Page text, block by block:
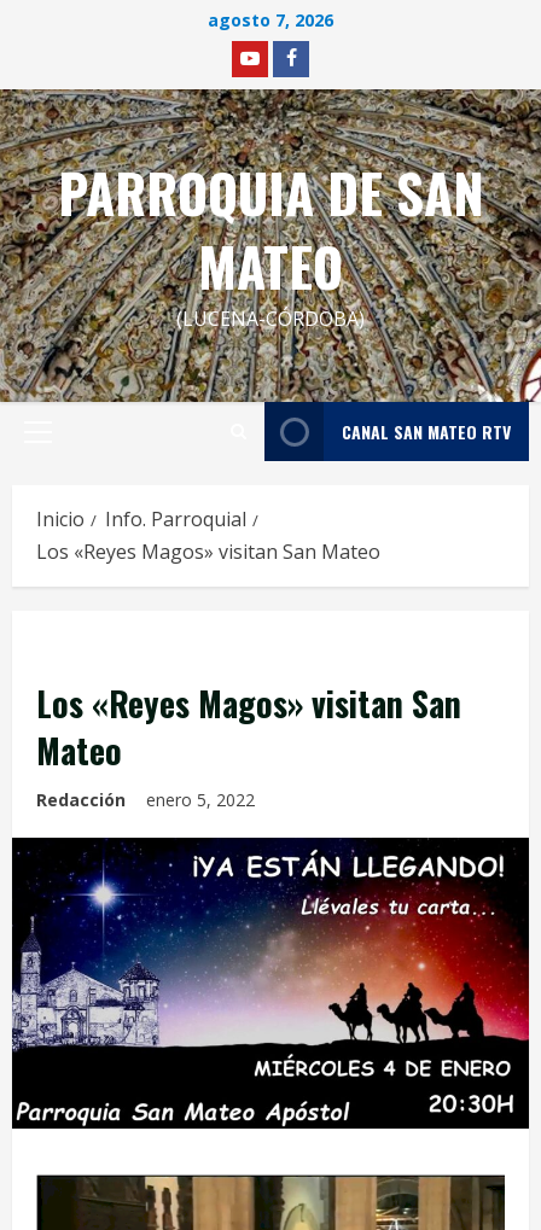
agosto 7, 2026
YOUTUBE
facebook
PARROQUIA DE SAN
MATEO
(LUCENA-CÓRDOBA)
CANAL SAN MATEO RTV
Inicio
Info. Parroquial
Los «Reyes Magos» visitan San Mateo
Los «Reyes Magos» visitan San
Mateo
Redacción enero 5, 2022